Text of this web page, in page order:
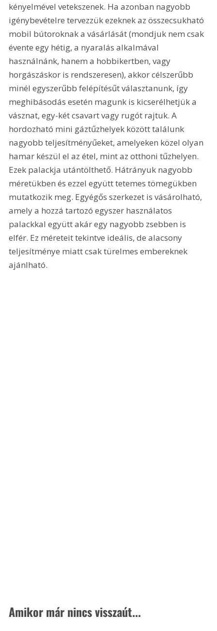
kényelmével vetekszenek. Ha azonban nagyobb
igénybevételre tervezzük ezeknek az összecsukható
mobil bútoroknak a vásárlását (mondjuk nem csak
évente egy hétig, a nyaralás alkalmával
használnánk, hanem a hobbikertben, vagy
horgászáskor is rendszeresen), akkor célszerűbb
minél egyszerűbb felépítésűt választanunk, így
meghibásodás esetén magunk is kicserélhetjük a
vásznat, egy-két csavart vagy rugót rajtuk. A
hordozható mini gáztűzhelyek között találunk
nagyobb teljesítményűeket, amelyeken közel olyan
hamar készül el az étel, mint az otthoni tűzhelyen.
Ezek palackja utántölthető. Hátrányuk nagyobb
méretükben és ezzel együtt tetemes tömegükben
mutatkozik meg. Egyégős szerkezet is vásárolható,
amely a hozzá tartozó egyszer használatos
palackkal együtt akár egy nagyobb zsebben is
elfér. Ez méreteit tekintve ideális, de alacsony
teljesítménye miatt csak türelmes embereknek
ajánlható.
Amikor már nincs visszaút...